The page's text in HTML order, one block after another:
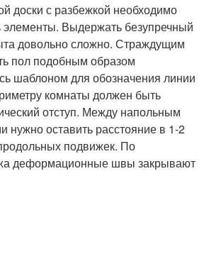
доски с разбежкой необходимо
элементы. Выдержать безупречный
довольно сложно. Страждущим
пол подобным образом
шаблоном для обозначения линии
комнаты должен быть
отступ. Между напольным
нужно оставить расстояние в 1-2
подвижек. По
деформационные швы закрывают